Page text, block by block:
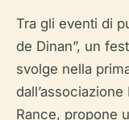
Tra gli eventi di
de Dinan”, un
svolge nella
Rance, propone